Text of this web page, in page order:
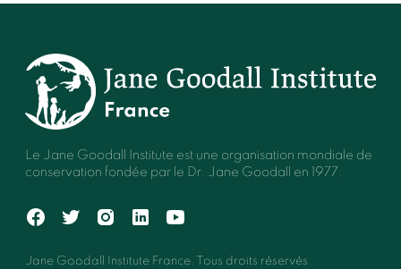
Le Jane Goodall Institute est une organisation mondiale de
conservation fondée par le Dr. Jane Goodall en 1977.
Jane Goodall Institute France. Tous droits réservés.